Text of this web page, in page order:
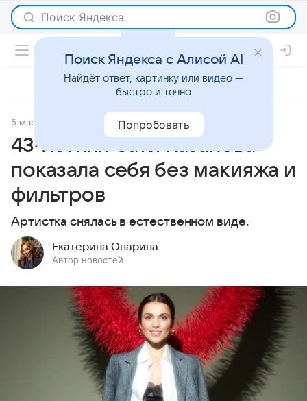
Поиск Яндекса
5 марта 2026 Леди Mail Светская жизнь
43-летняя Сати Казанова
показала себя без макияжа и
фильтров
Артистка снялась в естественном виде.
Екатерина Опарина
Автор новостей
Поиск Яндекса с Алисой AI
Найдёт ответ, картинку или видео —
быстро и точно
Попробовать